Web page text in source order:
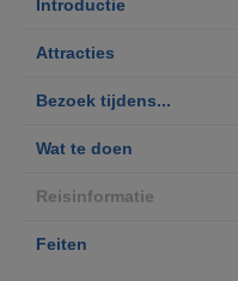
Introductie
Attracties
Bezoek tijdens...
Wat te doen
Reisinformatie
Feiten